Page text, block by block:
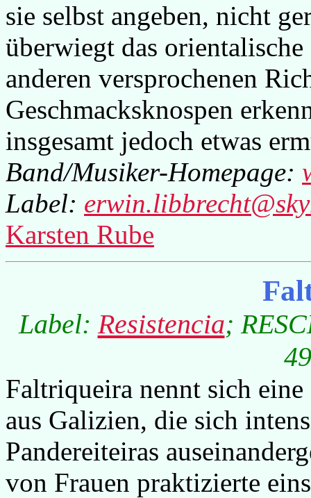
sie selbst angeben, nicht
überwiegt das
anderen versprochenen
Geschmacksknospen
insgesamt jedoch etwas
Band/Musiker-Homepage:
Label:
Karsten Rube
Label:Resistencia;
Faltriqueira nennt sich
aus Galizien, die sich
Pandereiteiras
von Frauen praktizierte